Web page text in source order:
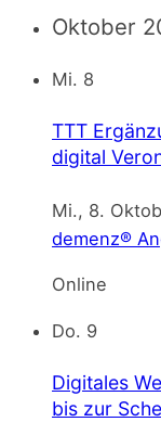
Oktober
Mi. 8
TTT
digital
Mi., 8.
demenz®
Online
Do. 9
Digitales
bis zur